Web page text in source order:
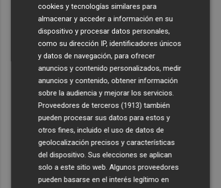
Siete helicópteros, un avión y más de 100 brigadas se
movilizan en Moratalla por un incendio forestal
Jorge Martín suma su tercera victoria 'sprint' del año y
es más líder
España amplía a siete aeropuertos, entre ellos Alicante-
Elche y Manises, los controles aleatorios a viajeros de
La Biblioteca Valenciana conmemora el 750 aniversario
del legado de Jaume I
Una gran cadena humana de cariño y reivindicación se
vuelve a abrazar en las playas por el Mar Menor
cookies y tecnologías similares para
almacenar y acceder a información en su
dispositivo y procesar datos personales,
como su dirección IP, identificadores únicos
y datos de navegación, para ofrecer
anuncios y contenido personalizados, medir
anuncios y contenido, obtener información
sobre la audiencia y mejorar los servicios.
Proveedores de terceros (1913) también
pueden procesar sus datos para estos y
otros fines, incluido el uso de datos de
geolocalización precisos y características
del dispositivo. Sus elecciones se aplican
solo a este sitio web. Algunos proveedores
pueden basarse en el interés legítimo en